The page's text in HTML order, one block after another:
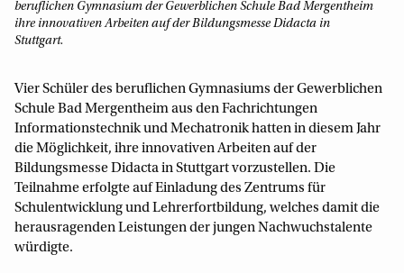
beruflichen Gymnasium der Gewerblichen Schule Bad Mergentheim
ihre innovativen Arbeiten auf der Bildungsmesse Didacta in
Stuttgart.
Vier Schüler des beruflichen Gymnasiums der Gewerblichen
Schule Bad Mergentheim aus den Fachrichtungen
Informationstechnik und Mechatronik hatten in diesem Jahr
die Möglichkeit, ihre innovativen Arbeiten auf der
Bildungsmesse Didacta in Stuttgart vorzustellen. Die
Teilnahme erfolgte auf Einladung des Zentrums für
Schulentwicklung und Lehrerfortbildung, welches damit die
herausragenden Leistungen der jungen Nachwuchstalente
würdigte.